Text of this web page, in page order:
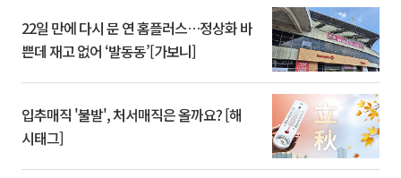
22일 만에 다시 문 연 홈플러스…정상화 바
쁜데 재고 없어 ‘발동동’[가보니]
입추매직 '불발', 처서매직은 올까요? [해
시태그]